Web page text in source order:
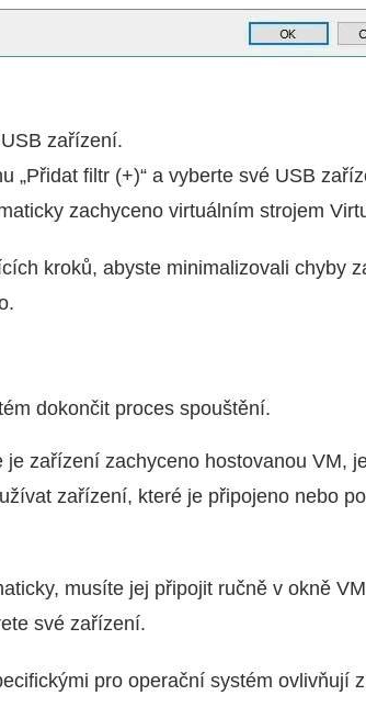
zařízení.
„Přidat filtr (+)“ a vyberte své USB
zachyceno virtuálním strojem
kroků, abyste minimalizovali chyby
dokončit proces spouštění.
zařízení zachyceno hostovanou VM,
zařízení, které je připojeno nebo
musíte jej připojit ručně v okně
své zařízení.
pro operační systém ovlivňují